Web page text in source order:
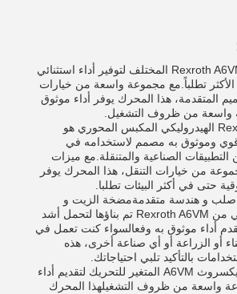
تم تصميم محرك Rexroth A6VM المختلف لتوفير أداء استثنائي
تطلباً.مع مجموعة واسعة من خيارات
المتقدمة، هذا المحرك يوفر أداء موثوق
واسعة من ظروف التشغيل.
محرك Rexroth A6VM الهيدروليكي المكبس المحوري هو
وموثوق به مصمم لاستخدامه في
الصناعية والمتنقلة.مع ميزات
من خيارات التنقل، هذا المحرك يوفر
حتى في أكثر البيئات تطلبا.
و هندسة متقدمةمضخة الزيت و
المحرك الهيدروليكي من Rexroth A6VM تم بناؤها لتحمل أشد
أداء موثوق به وفعالسواء كنت تعمل في
أو الزراعة أو أي صناعة أخرى، هذه
بالتأكيد تلبي احتياجاتك.
تم تصميم محرك ريكسروث A6VM المتغير للتحريك لتقديم أداء
واسعة من ظروف التشغيلهذا المحرك